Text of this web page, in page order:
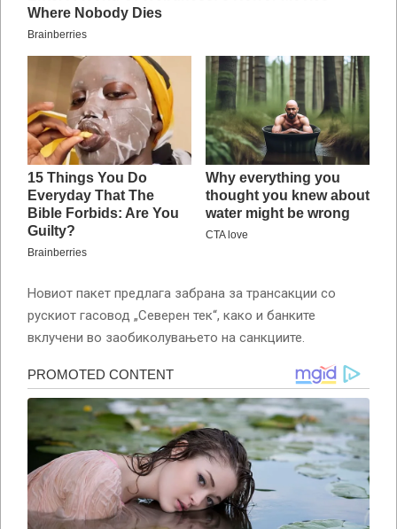
Новиот пакет предлага забрана за трансакции со
рускиот гасовод „Северен тек“, како и банките
вклучени во заобиколувањето на санкциите.